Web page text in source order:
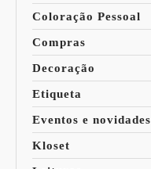
Coloração Pessoal
Compras
Decoração
Etiqueta
Eventos e novidades
Kloset